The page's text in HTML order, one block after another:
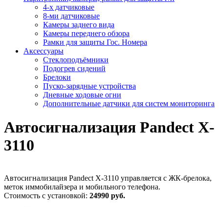
4-х датчиковые
8-ми датчиковые
Камеры заднего вида
Камеры переднего обзора
Рамки для защиты Гос. Номера
Аксессуары
Стеклоподъёмники
Подогрев сидений
Брелоки
Пуско-зарядные устройства
Дневные ходовые огни
Дополнительные датчики для систем мониторинга
Автосигнализация Pandect X-
3110
Автосигнализация Pandect X-3110 управляется с ЖК-брелока,
меток иммобилайзера и мобильного телефона.
Стоимость с установкой: 24990 руб.